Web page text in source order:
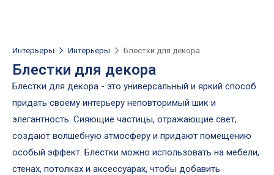
Интерьеры Интерьеры Блестки для декора
Блестки для декора
Блестки для декора - это универсальный и яркий способ
придать своему интерьеру неповторимый шик и
элегантность. Сияющие частицы, отражающие свет,
создают волшебную атмосферу и придают помещению
особый эффект. Блестки можно использовать на мебели,
стенах, потолках и аксессуарах, чтобы добавить